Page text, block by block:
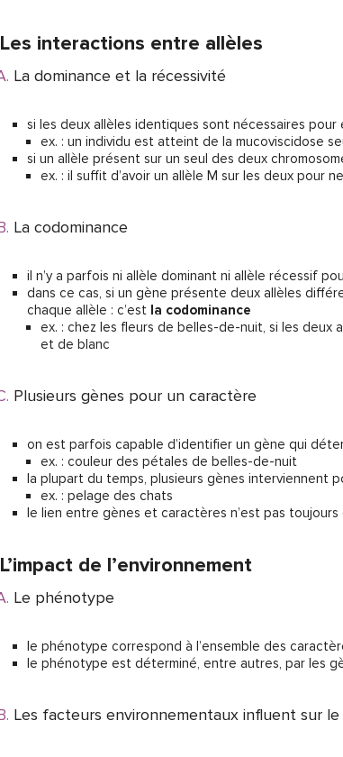
Les interactions entre allèles
La dominance et la récessivité
si les deux allèles identiques sont nécessaires
ex. : un individu est atteint de la mucoviscidose
si un allèle présent sur un seul des deux
ex. : il suffit d’avoir un allèle M sur les deux pour
La codominance
il n’y a parfois ni allèle dominant ni allèle récessif
dans ce cas, si un gène présente deux allèles
chaque allèle : c’est la codominance
ex. : chez les fleurs de belles-de-nuit, si les deux
et de blanc
Plusieurs gènes pour un caractère
on est parfois capable d’identifier un gène qui
ex. : couleur des pétales de belles-de-nuit
la plupart du temps, plusieurs gènes interviennent
ex. : pelage des chats
le lien entre gènes et caractères n’est pas
L’impact de l’environnement
Le phénotype
le phénotype correspond à l’ensemble des
le phénotype est déterminé, entre autres, par les
Les facteurs environnementaux influent sur